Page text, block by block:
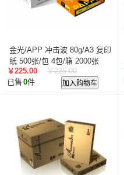
金光/APP 冲击波 80g/A3 复印
纸 500张/包 4包/箱 2000张
￥225.00
￥225.00
已售 0件 加入购物车